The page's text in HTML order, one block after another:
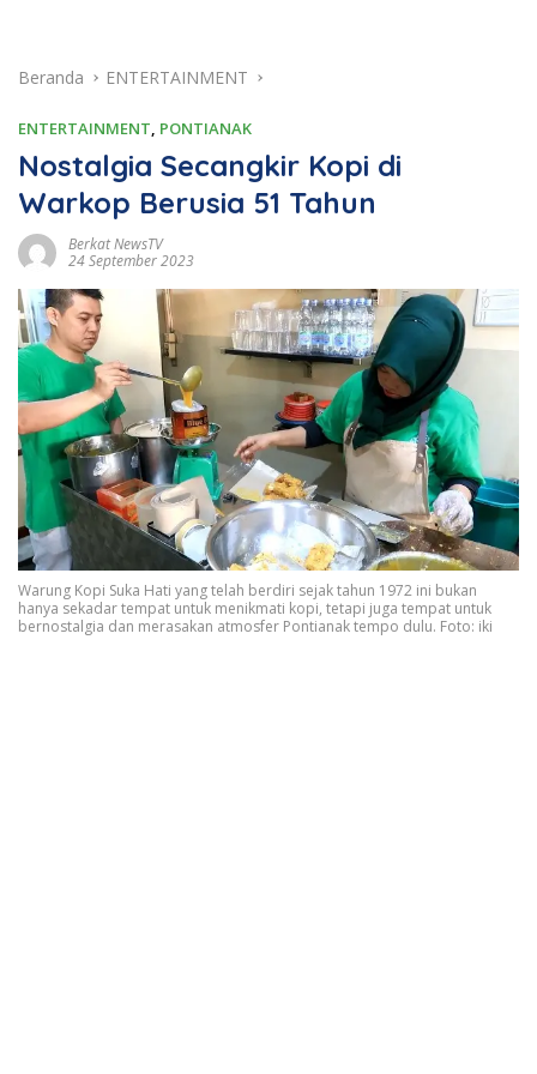
Beranda ENTERTAINMENT
ENTERTAINMENT, PONTIANAK
Nostalgia Secangkir Kopi di
Warkop Berusia 51 Tahun
Berkat NewsTV
24 September 2023
Warung Kopi Suka Hati yang telah berdiri sejak tahun 1972 ini bukan
hanya sekadar tempat untuk menikmati kopi, tetapi juga tempat untuk
bernostalgia dan merasakan atmosfer Pontianak tempo dulu. Foto: iki